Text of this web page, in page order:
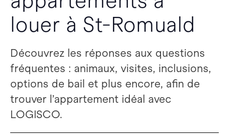
louer à St-Romuald
Découvrez les réponses aux questions
fréquentes : animaux, visites, inclusions,
options de bail et plus encore, afin de
trouver l’appartement idéal avec
LOGISCO.